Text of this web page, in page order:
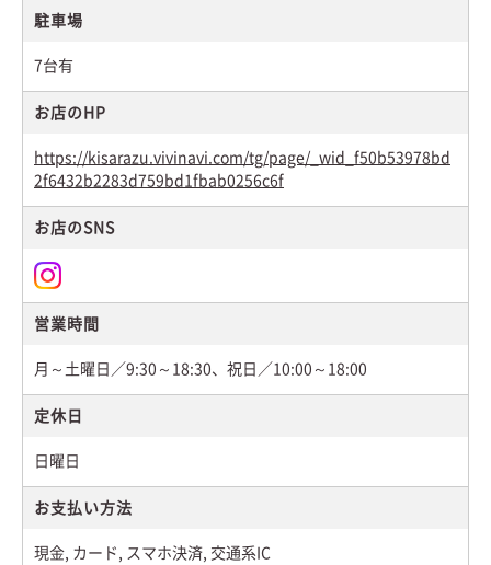
駐車場
7台有
お店のHP
https://kisarazu.vivinavi.com/tg/page/_wid_f50b53978bd
2f6432b2283d759bd1fbab0256c6f
お店のSNS
営業時間
月～土曜日／9:30～18:30、祝日／10:00～18:00
定休日
日曜日
お支払い方法
現金, カード, スマホ決済, 交通系IC